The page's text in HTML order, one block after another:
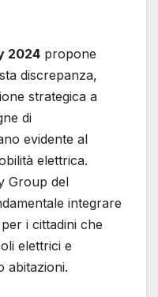
2024 propone
discrepanza,
strategica a
di
evidente al
elettrica.
Group del
integrare
per i cittadini che
elettrici e
abitazioni.